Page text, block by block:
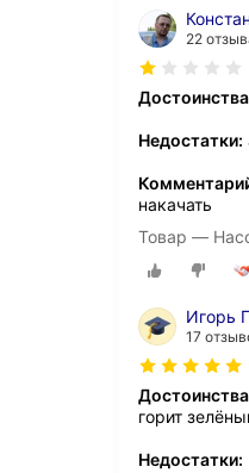
22
Недостатки:
накачать
Товар —
Игорь
17
горит
Недостатки: